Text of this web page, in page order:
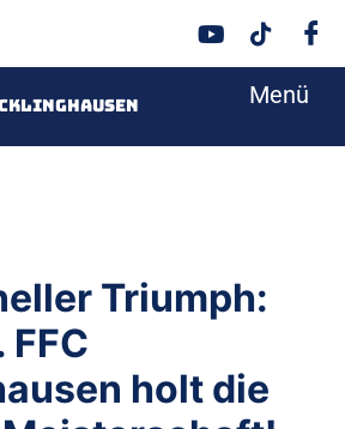
Menü
Triumph:
FFC
holt die